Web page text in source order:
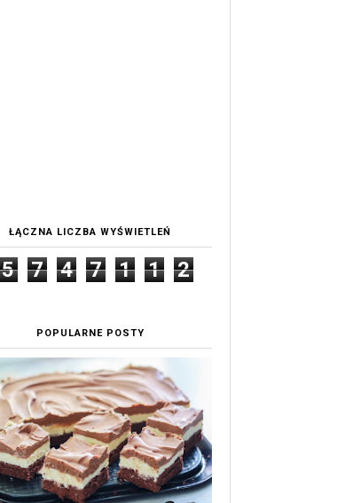
ŁĄCZNA LICZBA WYŚWIETLEŃ
5 7 4 7 1 1 2
POPULARNE POSTY